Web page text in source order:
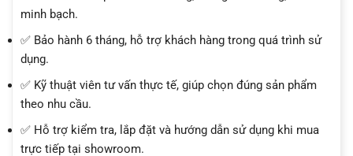
minh bạch.
✅ Bảo hành 6 tháng, hỗ trợ khách hàng trong quá trình sử
dụng.
✅ Kỹ thuật viên tư vấn thực tế, giúp chọn đúng sản phẩm
theo nhu cầu.
✅ Hỗ trợ kiểm tra, lắp đặt và hướng dẫn sử dụng khi mua
trực tiếp tại showroom.